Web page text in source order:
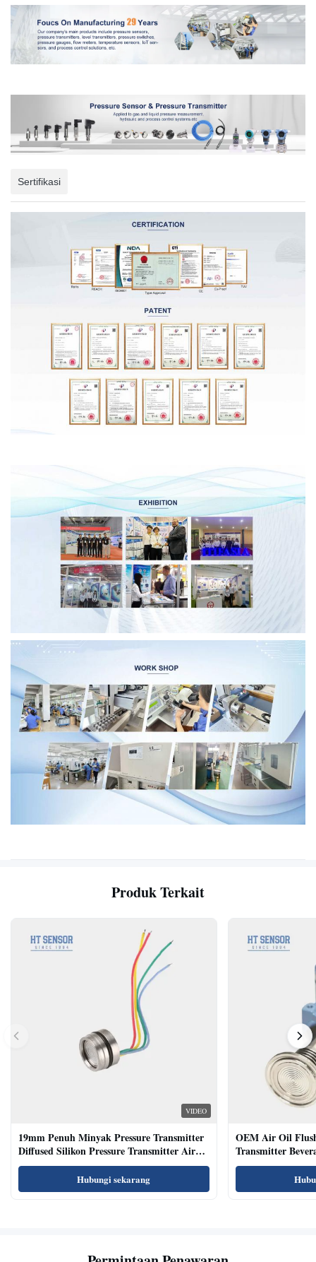
Sertifikasi
Produk Terkait
VIDEO
19mm Penuh Minyak Pressure Transmitter
Diffused Silikon Pressure Transmitter Air
Oil Test
Hubungi sekarang
OEM Air Oil
Transmitter
Sensor